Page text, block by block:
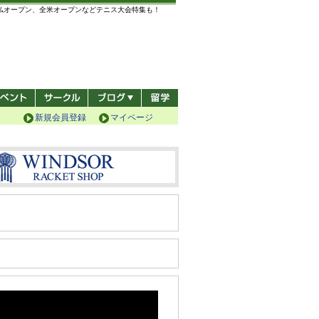
ープン、全米オープンなどテニス大会特集も！
マイページ
新規会員登録